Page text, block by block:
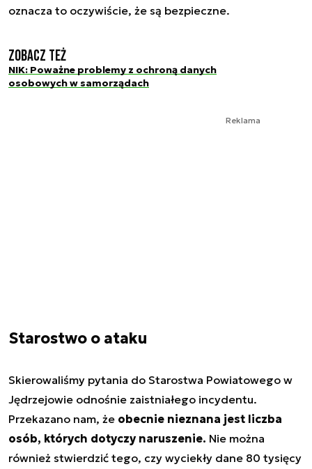
oznacza to oczywiście, że są bezpieczne.
Zobacz też
NIK: Poważne problemy z ochroną danych
osobowych w samorządach
Reklama
Starostwo o ataku
Skierowaliśmy pytania do Starostwa Powiatowego w
Jędrzejowie odnośnie zaistniałego incydentu.
Przekazano nam, że obecnie nieznana jest liczba
osób, których dotyczy naruszenie. Nie można
również stwierdzić tego, czy wyciekły dane 80 tysięcy